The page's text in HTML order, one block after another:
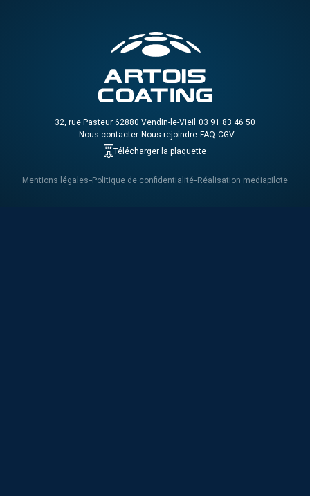
32, rue Pasteur 62880 Vendin-le-Vieil 03 91 83 46 50
Nous contacter Nous rejoindre FAQ CGV
Télécharger la plaquette
Mentions légales Politique de confidentialité Réalisation mediapilote